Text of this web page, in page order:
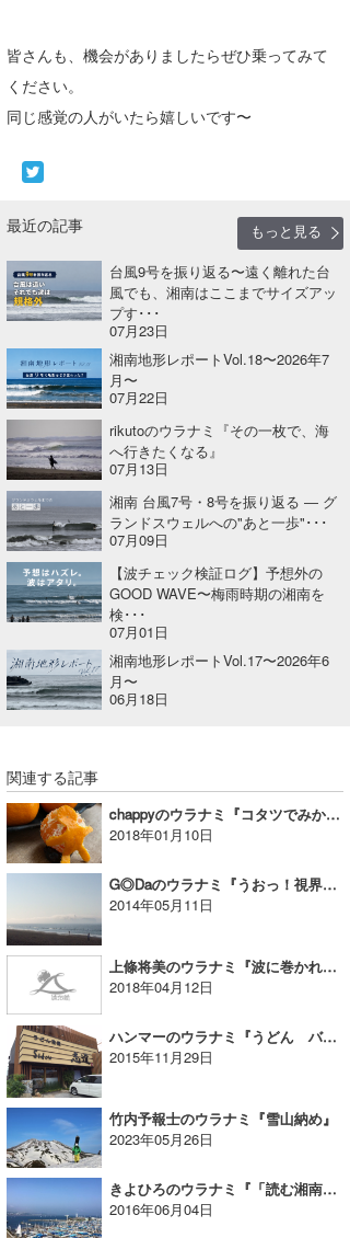
皆さんも、機会がありましたらぜひ乗ってみて
ください。
同じ感覚の人がいたら嬉しいです〜
最近の記事
もっと見る
台風9号を振り返る〜遠く離れた台
風でも、湘南はここまでサイズアッ
プす･･･
07月23日
湘南地形レポートVol.18〜2026年7
月〜
07月22日
rikutoのウラナミ『その一枚で、海
へ行きたくなる』
07月13日
湘南 台風7号・8号を振り返る ― グ
ランドスウェルへの"あと一歩"･･･
07月09日
【波チェック検証ログ】予想外の
GOOD WAVE〜梅雨時期の湘南を
検･･･
07月01日
湘南地形レポートVol.17〜2026年6
月〜
06月18日
関連する記事
chappyのウラナミ『コタツでみかん』
2018年01月10日
G◎Daのウラナミ『うおっ！視界から消えた！』
2014年05月11日
上條将美のウラナミ『波に巻かれても苦しくない方法?!』
2018年04月12日
ハンマーのウラナミ『うどん バンザイ』
2015年11月29日
竹内予報士のウラナミ『雪山納め』
2023年05月26日
きよひろのウラナミ『「読む湘南④」江ノリンピック・ムーブメント！』
2016年06月04日